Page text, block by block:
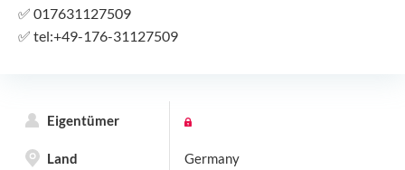
✅ 017631127509
✅ tel:+49-176-31127509
Eigentümer
Land Germany